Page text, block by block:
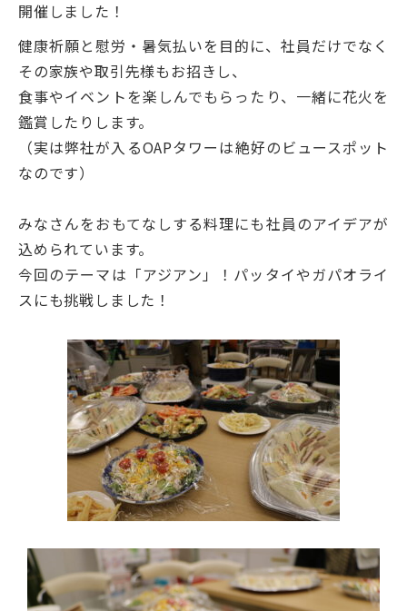
開催しました！
健康祈願と慰労・暑気払いを目的に、社員だけでなく
その家族や取引先様もお招きし、
食事やイベントを楽しんでもらったり、一緒に花火を
鑑賞したりします。
（実は弊社が入るOAPタワーは絶好のビュースポット
なのです）
みなさんをおもてなしする料理にも社員のアイデアが
込められています。
今回のテーマは「アジアン」！パッタイやガパオライ
スにも挑戦しました！